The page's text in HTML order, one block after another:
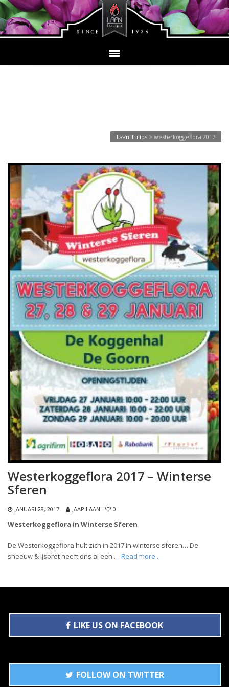
Laan Tulips > westerkoggeflora 2017
Westerkoggeflora 2017 – Winterse
Sferen
JANUARI 28, 2017 JAAP LAAN 0
Westerkoggeflora in Winterse Sferen
De Westerkoggeflora hult zich in 2017 in winterse sferen… De
sneeuw & ijspret heeft ons al een … Read more...
LIKE US ON FACEBOOK
FOLLOW ON TWITTER